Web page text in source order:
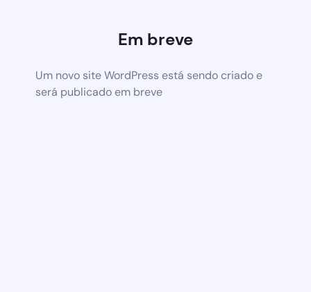
Em breve
Um novo site WordPress está sendo criado e
será publicado em breve